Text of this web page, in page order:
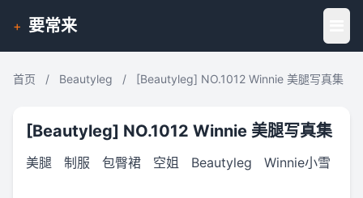
+ 要常来
首页 / Beautyleg / [Beautyleg] NO.1012 Winnie 美腿写真集
[Beautyleg] NO.1012 Winnie 美腿写真集
美腿 制服 包臀裙 空姐 Beautyleg Winnie小雪